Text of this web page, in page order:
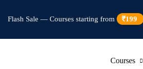
Flash Sale — Courses starting from ₹199
Courses